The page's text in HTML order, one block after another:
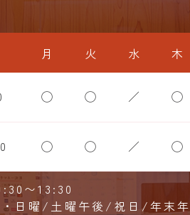
月 火 水 木
◯ ◯ ／ ◯
◯ ◯ ／ ◯
〜13:30
日曜/土曜午後/祝日/年末年